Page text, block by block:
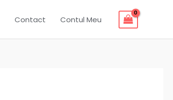
Contact Contul Meu